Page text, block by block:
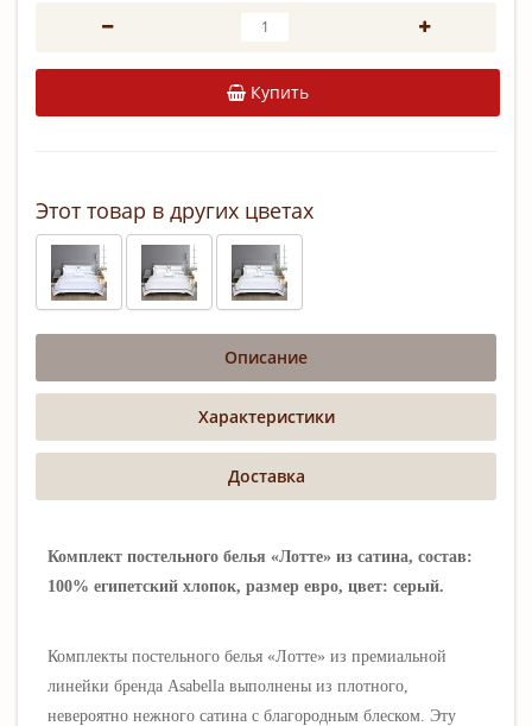
Купить
Этот товар в других цветах
Описание
Характеристики
Доставка
Комплект постельного белья «Лотте» из сатина, состав:
100% египетский хлопок, размер евро, цвет: серый.
Комплекты постельного белья «Лотте» из премиальной
линейки бренда Asabella выполнены из плотного,
невероятно нежного сатина с благородным блеском. Эту